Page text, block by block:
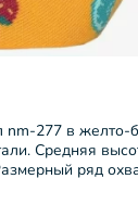
277 в
Средняя
ряд